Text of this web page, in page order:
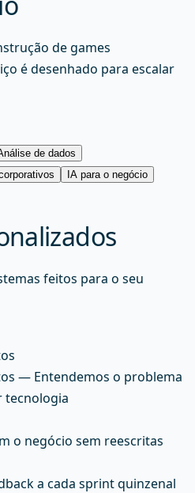
de games
é desenhado para escalar
de dados
IA para o negócio
feitos para o seu
— Entendemos o problema
tecnologia
o negócio sem reescritas
a cada sprint quinzenal